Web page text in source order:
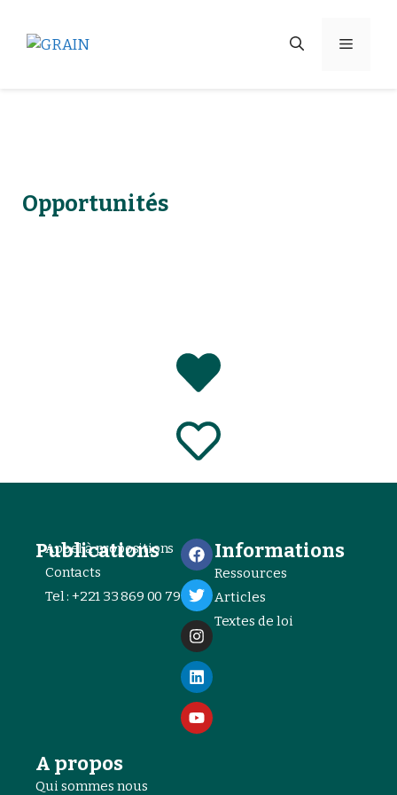
Opportunités
Publications
Appel à propositions
Contacts
Tel : +221 33 869 00 79
Informations
Ressources
Articles
Textes de loi
A propos
Qui sommes nous